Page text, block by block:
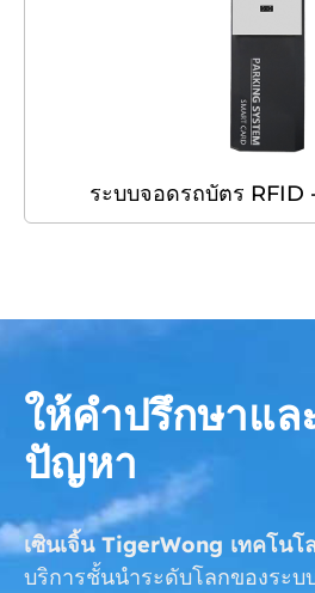
ระบบจอดรถบัตร RFID
ให้คำปรึกษาแ
ปัญหา
เซินเจิ้น TigerWong เทคโนโ
บริการชั้นนำระดับโลกของระ